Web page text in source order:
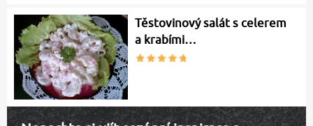
Těstovinový salát s celerem
a krabími…